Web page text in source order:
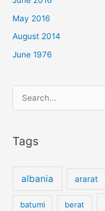
May 2016
August 2014
June 1976
for:
Tags
albania ararat
batumi berat